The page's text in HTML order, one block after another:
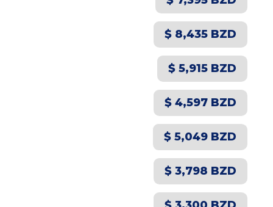
$ 8,435 BZD
$ 5,915 BZD
$ 4,597 BZD
$ 5,049 BZD
$ 3,798 BZD